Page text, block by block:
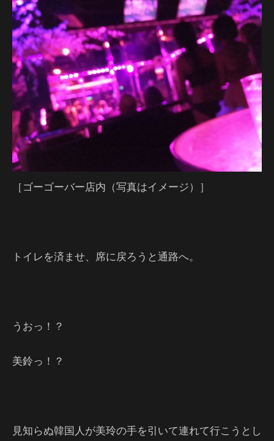
［ゴーゴーバー店内（写真はイメージ）］
トイレを済ませ、席に戻ろうと通路へ。
うおっ！？
美鈴っ！？
見知らぬ韓国人が美玲の手を引いて連れて行こうとし